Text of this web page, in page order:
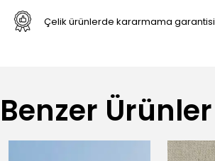
Çelik ürünlerde kararmama garantisi
Benzer Ürünler